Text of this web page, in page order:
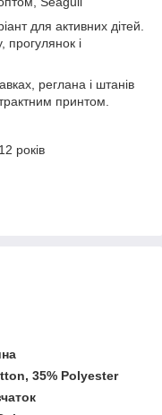
для активних дітей.
прогулянок і
реглана і штанів
принтом.
років
35% Polyester